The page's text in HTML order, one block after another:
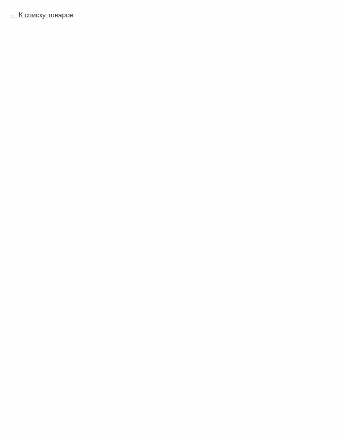
К списку товаров